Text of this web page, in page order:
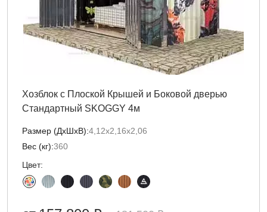
Хозблок с Плоской Крышей и Боковой дверью
Стандартный SKOGGY 4м
Размер (ДxШxВ):4,12х2,16х2,06
Вес (кг):360
Цвет: